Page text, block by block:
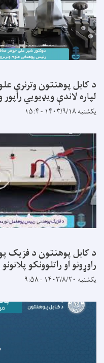
د کابل پوهنتون وترنري
لپاره لاندې ویډیويي
یکشنبه ۱۴۰۳/۹/۱۸ - ۱۵:۴
د کابل پوهنتون د فزیک
راوړونو او راتلوونکو
یکشنبه ۱۴۰۳/۸/۲۰ - ۹:۵۸